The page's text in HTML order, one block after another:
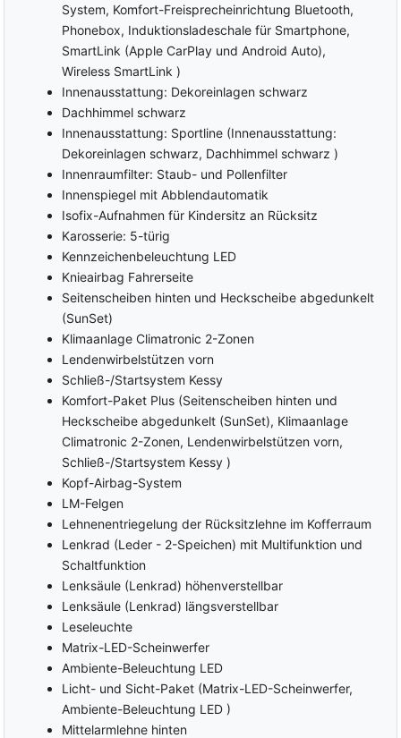
System, Komfort-Freisprecheinrichtung Bluetooth,
Phonebox, Induktionsladeschale für Smartphone,
SmartLink (Apple CarPlay und Android Auto),
Wireless SmartLink )
Innenausstattung: Dekoreinlagen schwarz
Dachhimmel schwarz
Innenausstattung: Sportline (Innenausstattung:
Dekoreinlagen schwarz, Dachhimmel schwarz )
Innenraumfilter: Staub- und Pollenfilter
Innenspiegel mit Abblendautomatik
Isofix-Aufnahmen für Kindersitz an Rücksitz
Karosserie: 5-türig
Kennzeichenbeleuchtung LED
Knieairbag Fahrerseite
Seitenscheiben hinten und Heckscheibe abgedunkelt
(SunSet)
Klimaanlage Climatronic 2-Zonen
Lendenwirbelstützen vorn
Schließ-/Startsystem Kessy
Komfort-Paket Plus (Seitenscheiben hinten und
Heckscheibe abgedunkelt (SunSet), Klimaanlage
Climatronic 2-Zonen, Lendenwirbelstützen vorn,
Schließ-/Startsystem Kessy )
Kopf-Airbag-System
LM-Felgen
Lehnenentriegelung der Rücksitzlehne im Kofferraum
Lenkrad (Leder - 2-Speichen) mit Multifunktion und
Schaltfunktion
Lenksäule (Lenkrad) höhenverstellbar
Lenksäule (Lenkrad) längsverstellbar
Leseleuchte
Matrix-LED-Scheinwerfer
Ambiente-Beleuchtung LED
Licht- und Sicht-Paket (Matrix-LED-Scheinwerfer,
Ambiente-Beleuchtung LED )
Mittelarmlehne hinten